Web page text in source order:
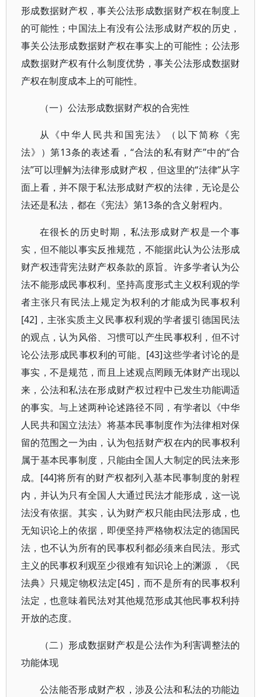
形成数据财产权，事关公法形成数据财产权在制度上
的可能性；中国法上有没有公法形成财产权的历史，
事关公法形成数据财产权在事实上的可能性；公法形
成数据财产权有什么制度优势，事关公法形成数据财
产权在制度成本上的可能性。
（一）公法形成数据财产权的合宪性
从《中华人民共和国宪法》（以下简称《宪
法》）第13条的表述看，“合法的私有财产”中的“合
法”可以理解为法律形成财产权，但这里的“法律”从字
面上看，并不限于私法形成财产权的法律，无论是公
法还是私法，都在《宪法》第13条的含义射程内。
在很长的历史时期，私法形成财产权是一个事
实，但不能以事实反推规范，不能据此认为公法形成
财产权违背宪法财产权条款的原旨。许多学者认为公
法不能形成民事权利。坚持高度形式主义权利观的学
者主张只有民法上规定为权利的才能成为民事权利
[42]，主张实质主义民事权利观的学者援引德国民法
的观点，认为风俗、习惯可以产生民事权利，但不讨
论公法形成民事权利的可能。[43]这些学者讨论的是
事实，不是规范，而且上述观点罔顾无体财产出现以
来，公法和私法在形成财产权过程中已发生功能调适
的事实。与上述两种论述路径不同，有学者以《中华
人民共和国立法法》将基本民事制度作为法律相对保
留的范围之一为由，认为包括财产权在内的民事权利
属于基本民事制度，只能由全国人大制定的民法来形
成。[44]将所有的财产权都列入基本民事制度的射程
内，并认为只有全国人大通过民法才能形成，这一说
法没有依据。其实，认为财产权只能由民法形成，也
无知识论上的依据，即便坚持严格物权法定的德国民
法，也不认为所有的民事权利都必须来自民法。形式
主义的民事权利观至少很难有知识论上的渊源，《民
法典》只规定物权法定[45]，而不是所有的民事权利
法定，也意味着民法对其他规范形成其他民事权利持
开放的态度。
（二）形成数据财产权是公法作为利害调整法的
功能体现
公法能否形成财产权，涉及公法和私法的功能边